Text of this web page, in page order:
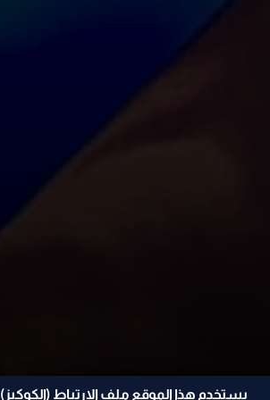
يستخدم هذا الموقع ملف الإرتباط (الكوكيز)